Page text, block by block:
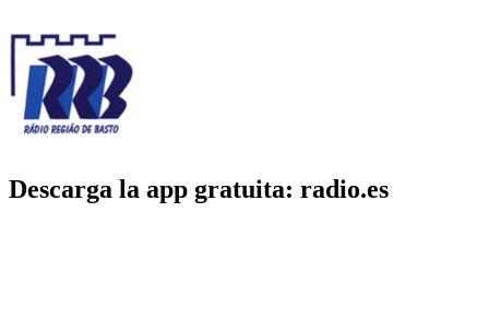
Descarga la app gratuita: radio.es